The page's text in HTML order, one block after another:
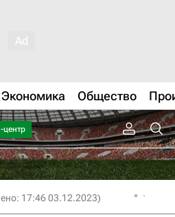
Экономика Общество
центр
17:46 03.12.2023)